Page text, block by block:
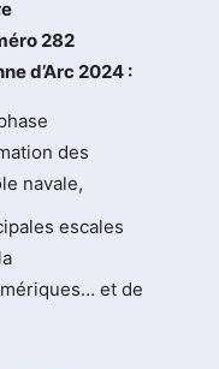
282
d’Arc 2024 :
des
navale,
escales
et de